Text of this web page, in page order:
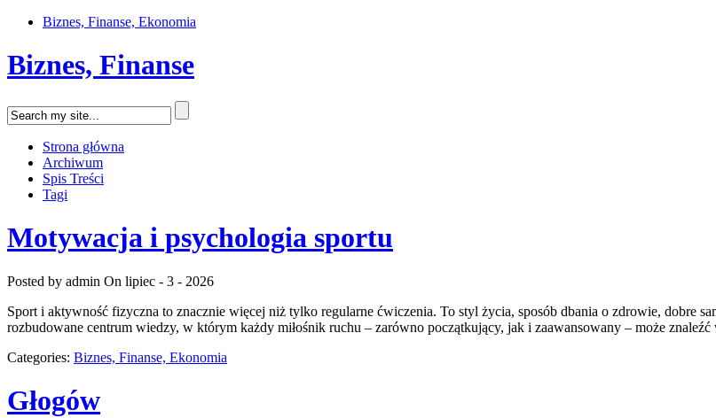
Biznes, Finanse, Ekonomia
Biznes, Finanse
Strona główna
Archiwum
Spis Treści
Tagi
Motywacja i psychologia sportu
Posted by admin On lipiec - 3 - 2026
Sport i aktywność fizyczna to znacznie więcej niż tylko regularne ćwiczenia. To styl życia, sposób dbania o zdrowie, dobre
rozbudowane centrum wiedzy, w którym każdy miłośnik ruchu – zarówno początkujący, jak i zaawansowany – może
Categories: Biznes, Finanse, Ekonomia
Głogów